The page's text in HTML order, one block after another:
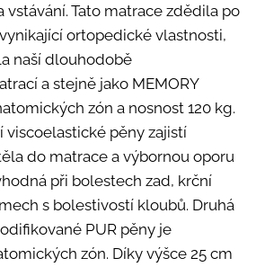
vstávání. Tato matrace zdědila po
ortopedické vlastnosti,
naší dlouhodobě
a stejně jako MEMORY
zón a nosnost 120 kg.
viscoelastické pěny zajistí
do matrace a výbornou oporu
při bolestech zad, krční
s bolestivostí kloubů. Druhá
PUR pěny je
zón. Díky výšce 25 cm